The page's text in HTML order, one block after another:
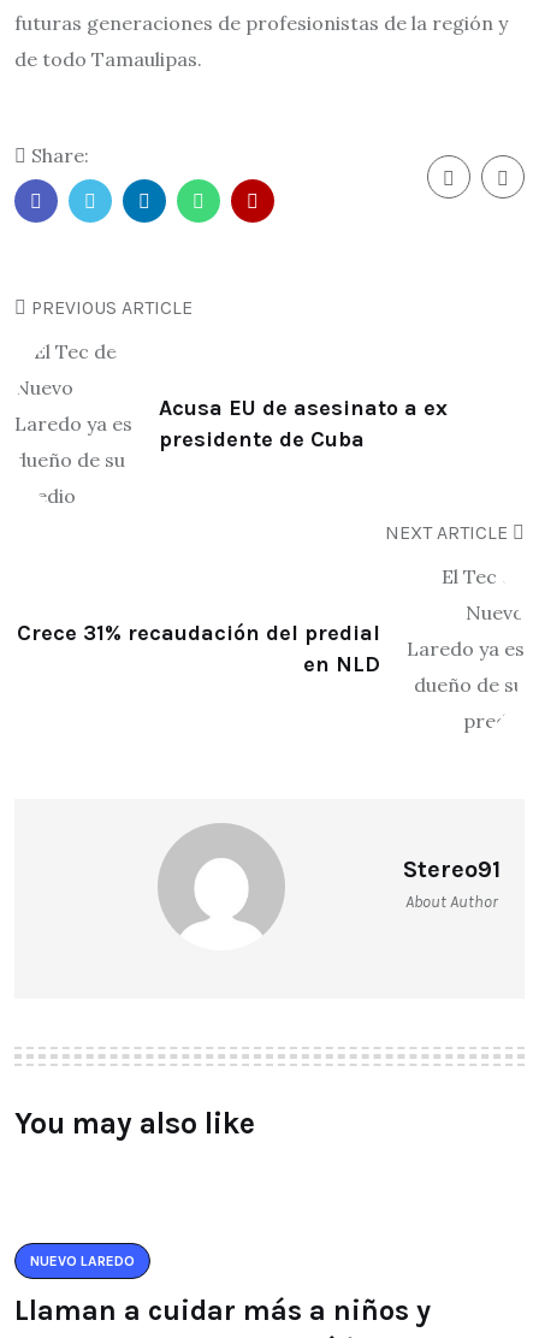
futuras generaciones de profesionistas de la región y
de todo Tamaulipas.
Share:
PREVIOUS ARTICLE
Acusa EU de asesinato a ex
presidente de Cuba
NEXT ARTICLE
Crece 31% recaudación del predial
en NLD
Stereo91
About Author
You may also like
NUEVO LAREDO
Llaman a cuidar más a niños y